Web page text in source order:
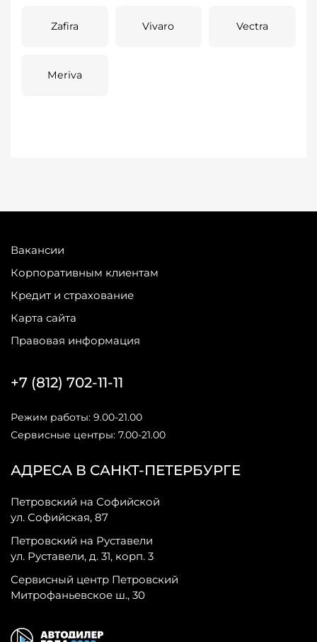
Zafira Vivaro Vectra
Meriva
Вакансии
Корпоративным клиентам
Кредит и страхование
Карта сайта
Правовая информация
АДРЕСА В САНКТ-ПЕТЕРБУРГЕ
Петровский на Софийской
ул. Софийская, 87
Петровский на Руставели
ул. Руставели, д. 31, корп. 3
Сервисный центр Петровский
Митрофаньевское ш., 30
+7 (812) 702-11-11
Режим работы: 9.00-21.00
Сервисные центры: 7.00-21.00